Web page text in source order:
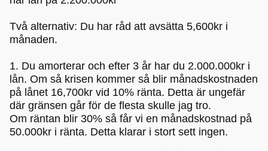
Två alternativ: Du har råd att avsätta 5,600kr i
månaden.
1. Du amorterar och efter 3 år har du 2.000.000kr i
lån. Om så krisen kommer så blir månadskostnaden
på lånet 16,700kr vid 10% ränta. Detta är ungefär
där gränsen går för de flesta skulle jag tro.
Om räntan blir 30% så får vi en månadskostnad på
50.000kr i ränta. Detta klarar i stort sett ingen.